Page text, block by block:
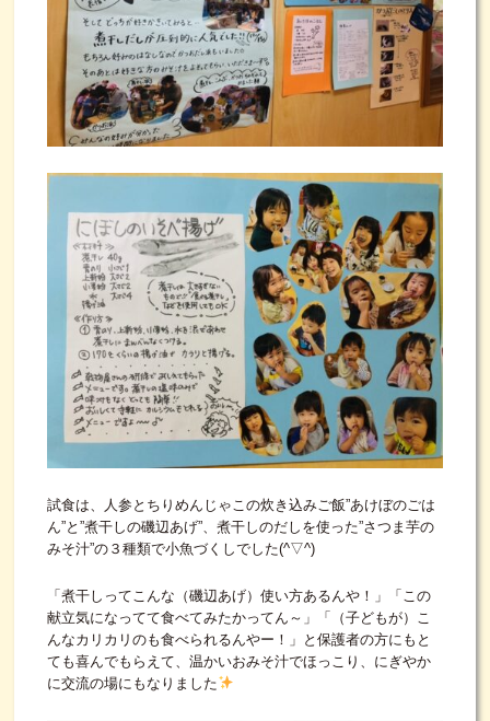
試食は、人参とちりめんじゃこの炊き込みご飯”あけぼのごは
ん”と”煮干しの磯辺あげ”、煮干しのだしを使った”さつま芋の
みそ汁”の３種類で小魚づくしでした(^▽^)
「煮干しってこんな（磯辺あげ）使い方あるんや！」「この
献立気になってて食べてみたかってん～」「（子どもが）こ
んなカリカリのも食べられるんやー！」と保護者の方にもと
ても喜んでもらえて、温かいおみそ汁でほっこり、にぎやか
に交流の場にもなりました